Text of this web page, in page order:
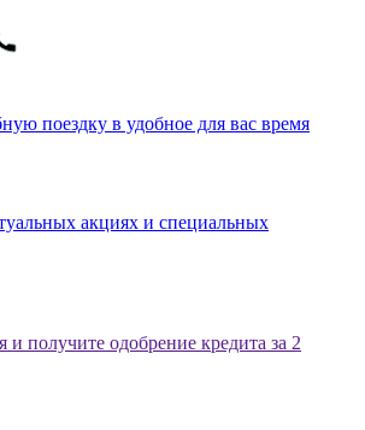
поездку в удобное для вас время
акциях и специальных
и получите одобрение кредита за 2